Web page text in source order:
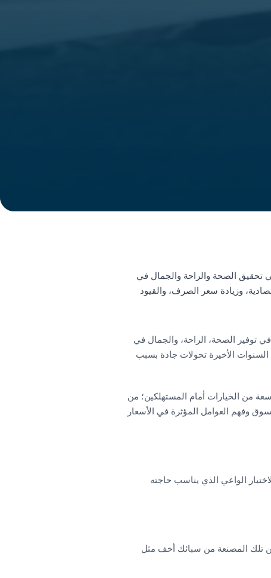
تحقيق الصحة والراحة والجمال في
وزيادة سعر الصرف، والقيود
توفير الصحة، الراحة، والجمال في
الأخيرة تحولات جادة بسبب
من الخيارات أمام المستهلكين؛ من
وفهم العوامل المؤثرة في الأسعار
الواعي الذي يناسب حاجته
تلك المصنعة من سبائك أخف مثل